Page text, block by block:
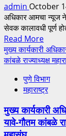
लाच
घेताना
जाळ्यात
admin October
अधिकार आमचा न्यूज
सेवक कालावधी पूर्ण
Read MoreRead
more
about
जिल्हा
परिषद
शिक्षण
सेवक
मुख्य कार्यकारी
कांबळे राज्याध्यक्ष
पुणे विभाग
महाराष्ट्र
मुख्य कार्यकारी
यावे-गौतम कांबळे